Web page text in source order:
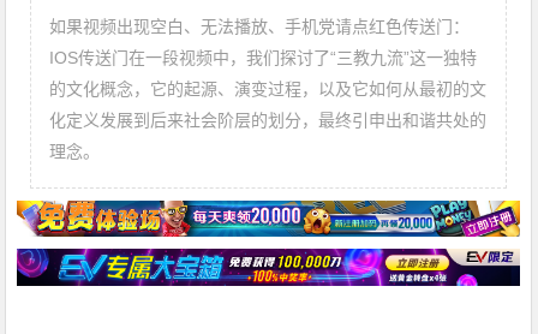
如果视频出现空白、无法播放、手机党请点红色传送门：
IOS传送门在一段视频中，我们探讨了“三教九流”这一独特
的文化概念，它的起源、演变过程，以及它如何从最初的文
化定义发展到后来社会阶层的划分，最终引申出和谐共处的
理念。